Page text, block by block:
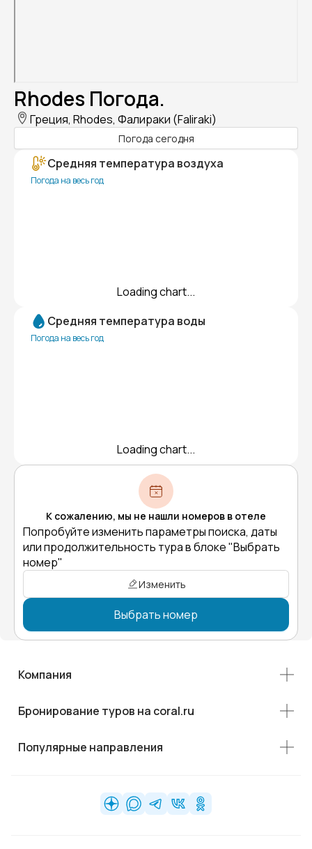
Rhodes Погода.
Греция, Rhodes, Фалираки (Faliraki)
Погода сегодня
Средняя температура воздуха
Погода на весь год
Loading chart...
Средняя температура воды
Погода на весь год
Loading chart...
К сожалению, мы не нашли номеров в отеле
Попробуйте изменить параметры поиска, даты
или продолжительность тура в блоке "Выбрать
номер"
Изменить
Выбрать номер
Компания
Бронирование туров на coral.ru
Популярные направления